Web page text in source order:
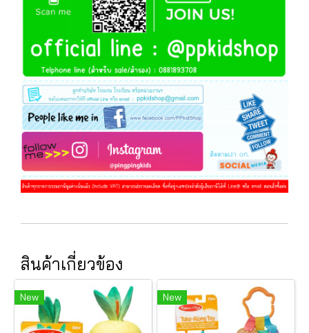
สินค้าเกี่ยวข้อง
New New